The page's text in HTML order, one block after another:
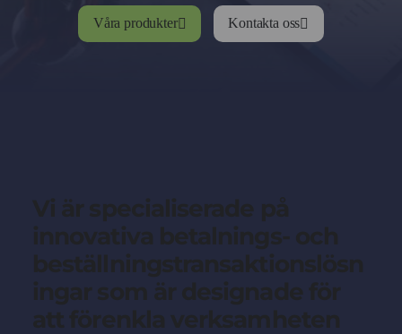
Våra produkter Kontakta oss
Vi är specialiserade på
innovativa betalnings- och
beställningstransaktionslösn
ingar som är designade för
att förenkla verksamheten